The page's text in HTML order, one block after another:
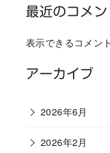
最近のコメン
表示できるコメン
アーカイブ
2026年6月
2026年2月